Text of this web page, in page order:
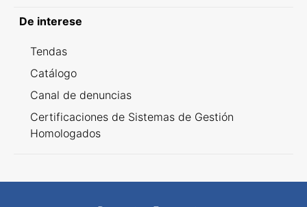
De interese
Tendas
Catálogo
Canal de denuncias
Certificaciones de Sistemas de Gestión
Homologados